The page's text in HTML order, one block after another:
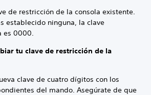
de restricción de la consola existente.
establecido ninguna, la clave
es 0000.
tu clave de restricción de la
clave de cuatro dígitos con los
del mando. Asegúrate de que